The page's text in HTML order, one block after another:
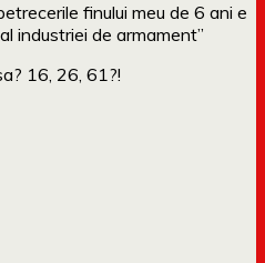
finului meu de 6 ani e
industriei de armament”
16, 26, 61?!